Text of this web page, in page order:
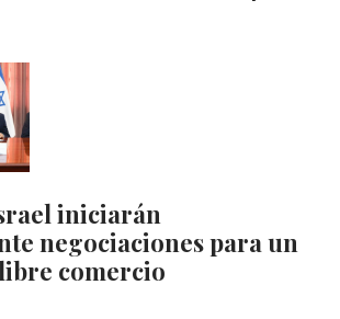
iniciarán
negociaciones para un
comercio